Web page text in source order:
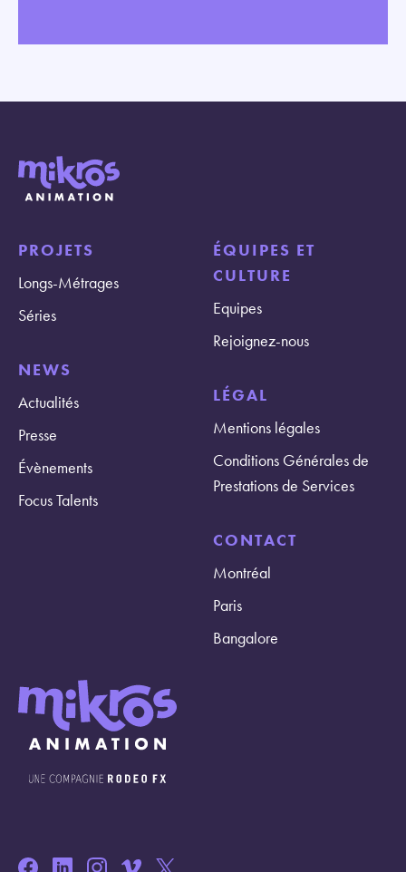
PROJETS
Longs-Métrages
Séries
NEWS
Actualités
Presse
Évènements
Focus Talents
ÉQUIPES ET
CULTURE
Equipes
Rejoignez-nous
LÉGAL
Mentions légales
Conditions Générales de
Prestations de Services
CONTACT
Montréal
Paris
Bangalore